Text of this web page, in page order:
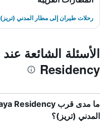
رحلات طيران إلى مطار المدني (تريز)
Residency
المدني (تريز)؟